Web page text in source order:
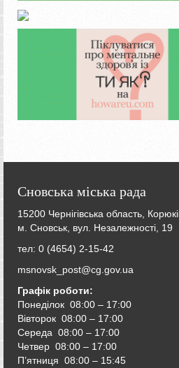
Сновська міська рада
15200 Чернігівська область,
м. Сновськ, вул. Незалежності, 19
тел: 0 (4654) 2-15-42
msnovsk_post@cg.gov.ua
Графік роботи:
Понеділок 08:00 – 17:00
Вівторок 08:00 – 17:00
Середа 08:00 – 17:00
Четвер 08:00 – 17:00
П’ятниця 08:00 – 15:45